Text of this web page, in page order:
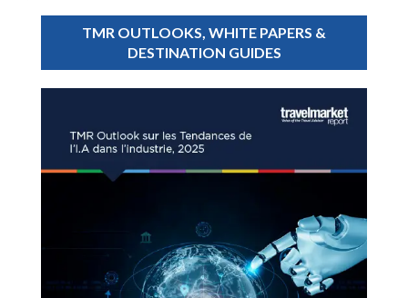
TMR OUTLOOKS, WHITE PAPERS &
DESTINATION GUIDES